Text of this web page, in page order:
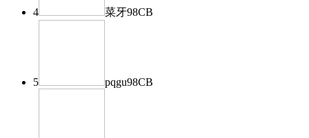
4 菜牙98CB
5 pqgu98CB